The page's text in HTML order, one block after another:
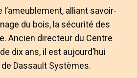
alliant savoir-
du bois, la sécurité des
Ancien directeur du Centre
dix ans, il est aujourd’hui
Dassault Systèmes.